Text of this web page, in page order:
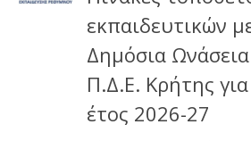
εκπαιδευτικών
Δημόσια
Π.Δ.Ε. Κρήτης
έτος 2026-27